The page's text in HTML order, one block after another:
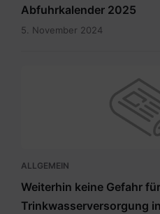
Abfuhrkalender 2025
5. November 2024
ALLGEMEIN
Weiterhin keine Gefahr
Trinkwasserversorgung